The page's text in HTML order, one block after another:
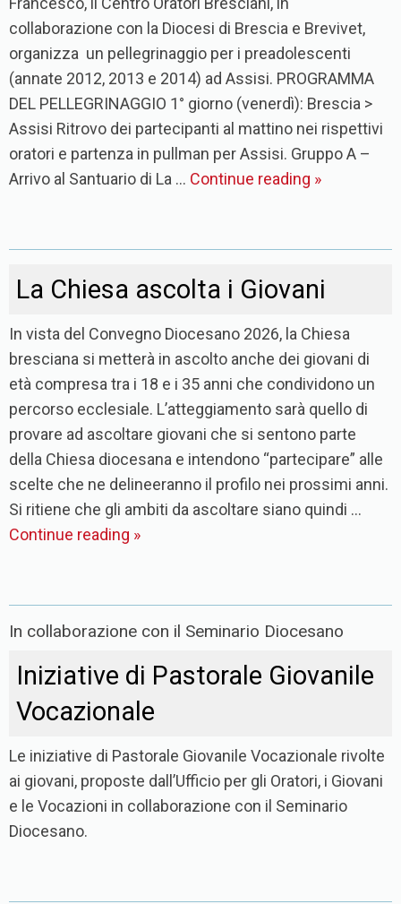
collaborazione con la Diocesi di Brescia e Brevivet,
organizza un pellegrinaggio per i preadolescenti
(annate 2012, 2013 e 2014) ad Assisi. PROGRAMMA
DEL PELLEGRINAGGIO 1° giorno (venerdì): Brescia >
Assisi Ritrovo dei partecipanti al mattino nei rispettivi
oratori e partenza in pullman per Assisi. Gruppo A –
Arrivo al Santuario di La … Continue reading »
La Chiesa ascolta i Giovani
In vista del Convegno Diocesano 2026, la Chiesa
bresciana si metterà in ascolto anche dei giovani di
età compresa tra i 18 e i 35 anni che condividono un
percorso ecclesiale. L’atteggiamento sarà quello di
provare ad ascoltare giovani che si sentono parte
della Chiesa diocesana e intendono “partecipare” alle
scelte che ne delineeranno il profilo nei prossimi anni.
Si ritiene che gli ambiti da ascoltare siano quindi …
Continue reading »
In collaborazione con il Seminario Diocesano
Iniziative di Pastorale Giovanile
Vocazionale
Le iniziative di Pastorale Giovanile Vocazionale rivolte
ai giovani, proposte dall’Ufficio per gli Oratori, i Giovani
e le Vocazioni in collaborazione con il Seminario
Diocesano.